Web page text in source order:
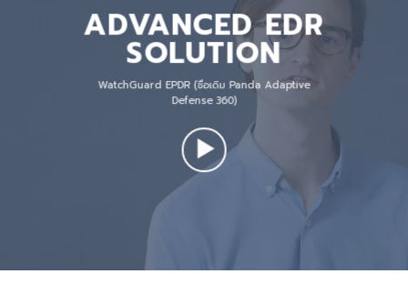
ADVANCED EDR
SOLUTION
WatchGuard EPDR (ชื่อเดิม Panda Adaptive
Defense 360)